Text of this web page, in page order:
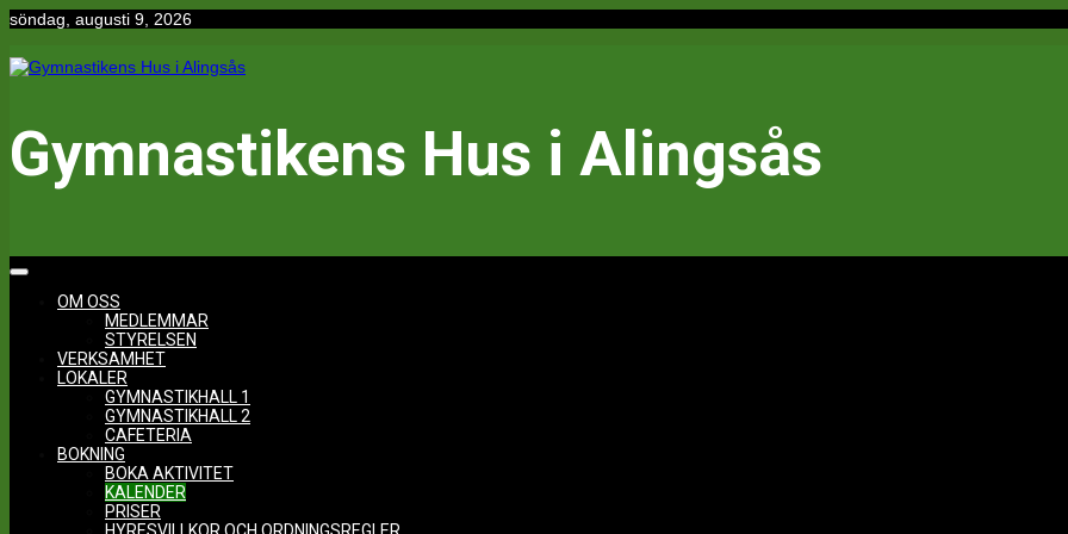
Hoppa
innehåll
söndag, augusti 9, 2026
Gymnastikens Hus i Alingsås
OM OSS
MEDLEMMAR
STYRELSEN
VERKSAMHET
LOKALER
GYMNASTIKHALL 1
GYMNASTIKHALL 2
CAFETERIA
BOKNING
BOKA AKTIVITET
KALENDER
PRISER
HYRESVILLKOR OCH ORDNINGSREGLER